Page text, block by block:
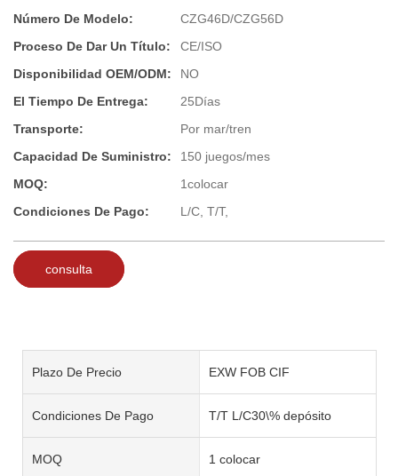
Número De Modelo:
CZG46D/CZG56D
Proceso De Dar Un Título:
CE/ISO
Disponibilidad OEM/ODM:
NO
El Tiempo De Entrega:
25Días
Transporte:
Por mar/tren
Capacidad De Suministro:
150 juegos/mes
MOQ:
1colocar
Condiciones De Pago:
L/C, T/T,
consulta
Plazo De Precio EXW FOB CIF
Condiciones De Pago T/T L/C30\% depósito
MOQ 1 colocar